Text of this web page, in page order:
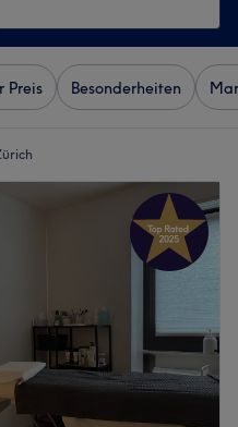
Preis Besonderheiten